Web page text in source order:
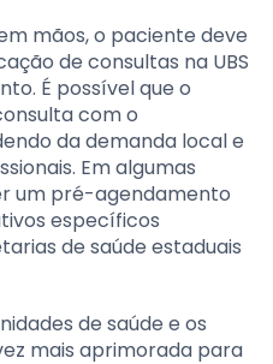
mãos, o paciente deve
de consultas na UBS
É possível que o
com o
da demanda local e
Em algumas
um pré-agendamento
específicos
de saúde estaduais
de saúde e os
mais aprimorada para